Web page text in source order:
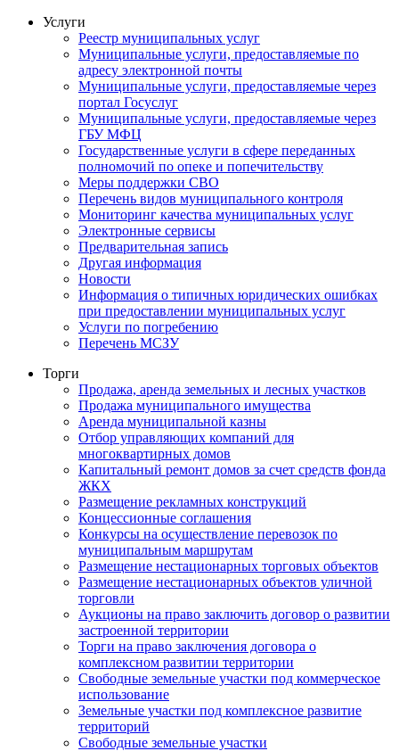
Услуги
Реестр муниципальных услуг
Муниципальные услуги, предоставляемые по
адресу электронной почты
Муниципальные услуги, предоставляемые через
портал Госуслуг
Муниципальные услуги, предоставляемые через
ГБУ МФЦ
Государственные услуги в сфере переданных
полномочий по опеке и попечительству
Меры поддержки СВО
Перечень видов муниципального контроля
Мониторинг качества муниципальных услуг
Электронные сервисы
Предварительная запись
Другая информация
Новости
Информация о типичных юридических ошибках
при предоставлении муниципальных услуг
Услуги по погребению
Перечень МСЗУ
Торги
Продажа, аренда земельных и лесных участков
Продажа муниципального имущества
Аренда муниципальной казны
Отбор управляющих компаний для
многоквартирных домов
Капитальный ремонт домов за счет средств фонда
ЖКХ
Размещение рекламных конструкций
Концессионные соглашения
Конкурсы на осуществление перевозок по
муниципальным маршрутам
Размещение нестационарных торговых объектов
Размещение нестационарных объектов уличной
торговли
Аукционы на право заключить договор о развитии
застроенной территории
Торги на право заключения договора о
комплексном развитии территории
Свободные земельные участки под коммерческое
использование
Земельные участки под комплексное развитие
территорий
Свободные земельные участки